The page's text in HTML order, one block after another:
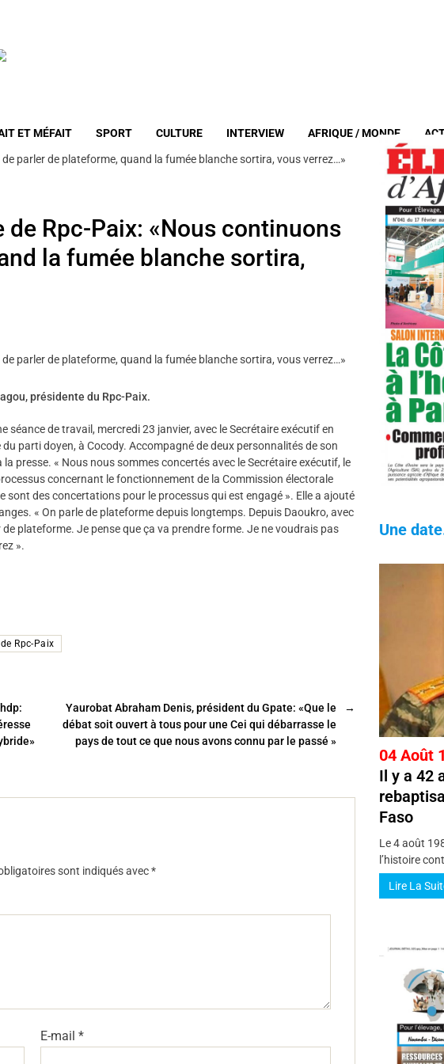
ET MÉFAIT SPORT CULTURE INTERVIEW AFRIQUE / MONDE
parler de plateforme, quand la fumée blanche sortira, vous verrez…»
Rpc-Paix: «Nous continuons
la fumée blanche sortira,
parler de plateforme, quand la fumée blanche sortira, vous verrez…»
présidente du Rpc-Paix.
séance de travail, mercredi 23 janvier, avec le Secrétaire exécutif en
parti doyen, à Cocody. Accompagné de deux personnalités de son
presse. « Nous nous sommes concertés avec le Secrétaire exécutif, le
concernant le fonctionnement de la Commission électorale
sont des concertations pour le processus qui est engagé ». Elle a ajouté
« On parle de plateforme depuis longtemps. Depuis Daoukro, avec
plateforme. Je pense que ça va prendre forme. Je ne voudrais pas
».
Rpc-Paix
→
Yaurobat Abraham Denis, président du Gpate: «Que le
débat soit ouvert à tous pour une Cei qui débarrasse le
pays de tout ce que nous avons connu par le passé »
sont indiqués avec*
E-mail*
Une
04 Août
Il y a 42
Faso
Le 4 août
l’histoire
Lire La